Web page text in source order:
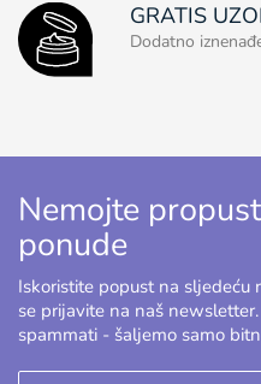
GRATIS
Dodatno
Nemojte
ponude
Iskoristite popust na sljedeću
se prijavite na naš
spammati - šaljemo samo